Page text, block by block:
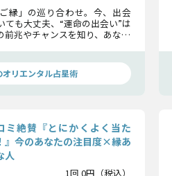
縁」の巡り合わせ。今、出会
ても大丈夫、“運命の出会い”は
前兆やチャンスを知り、あなた
オリエンタル占星術
ミ絶賛『とにかくよく当た
』今のあなたの注目度×縁あ
人
1回 0円（税込）